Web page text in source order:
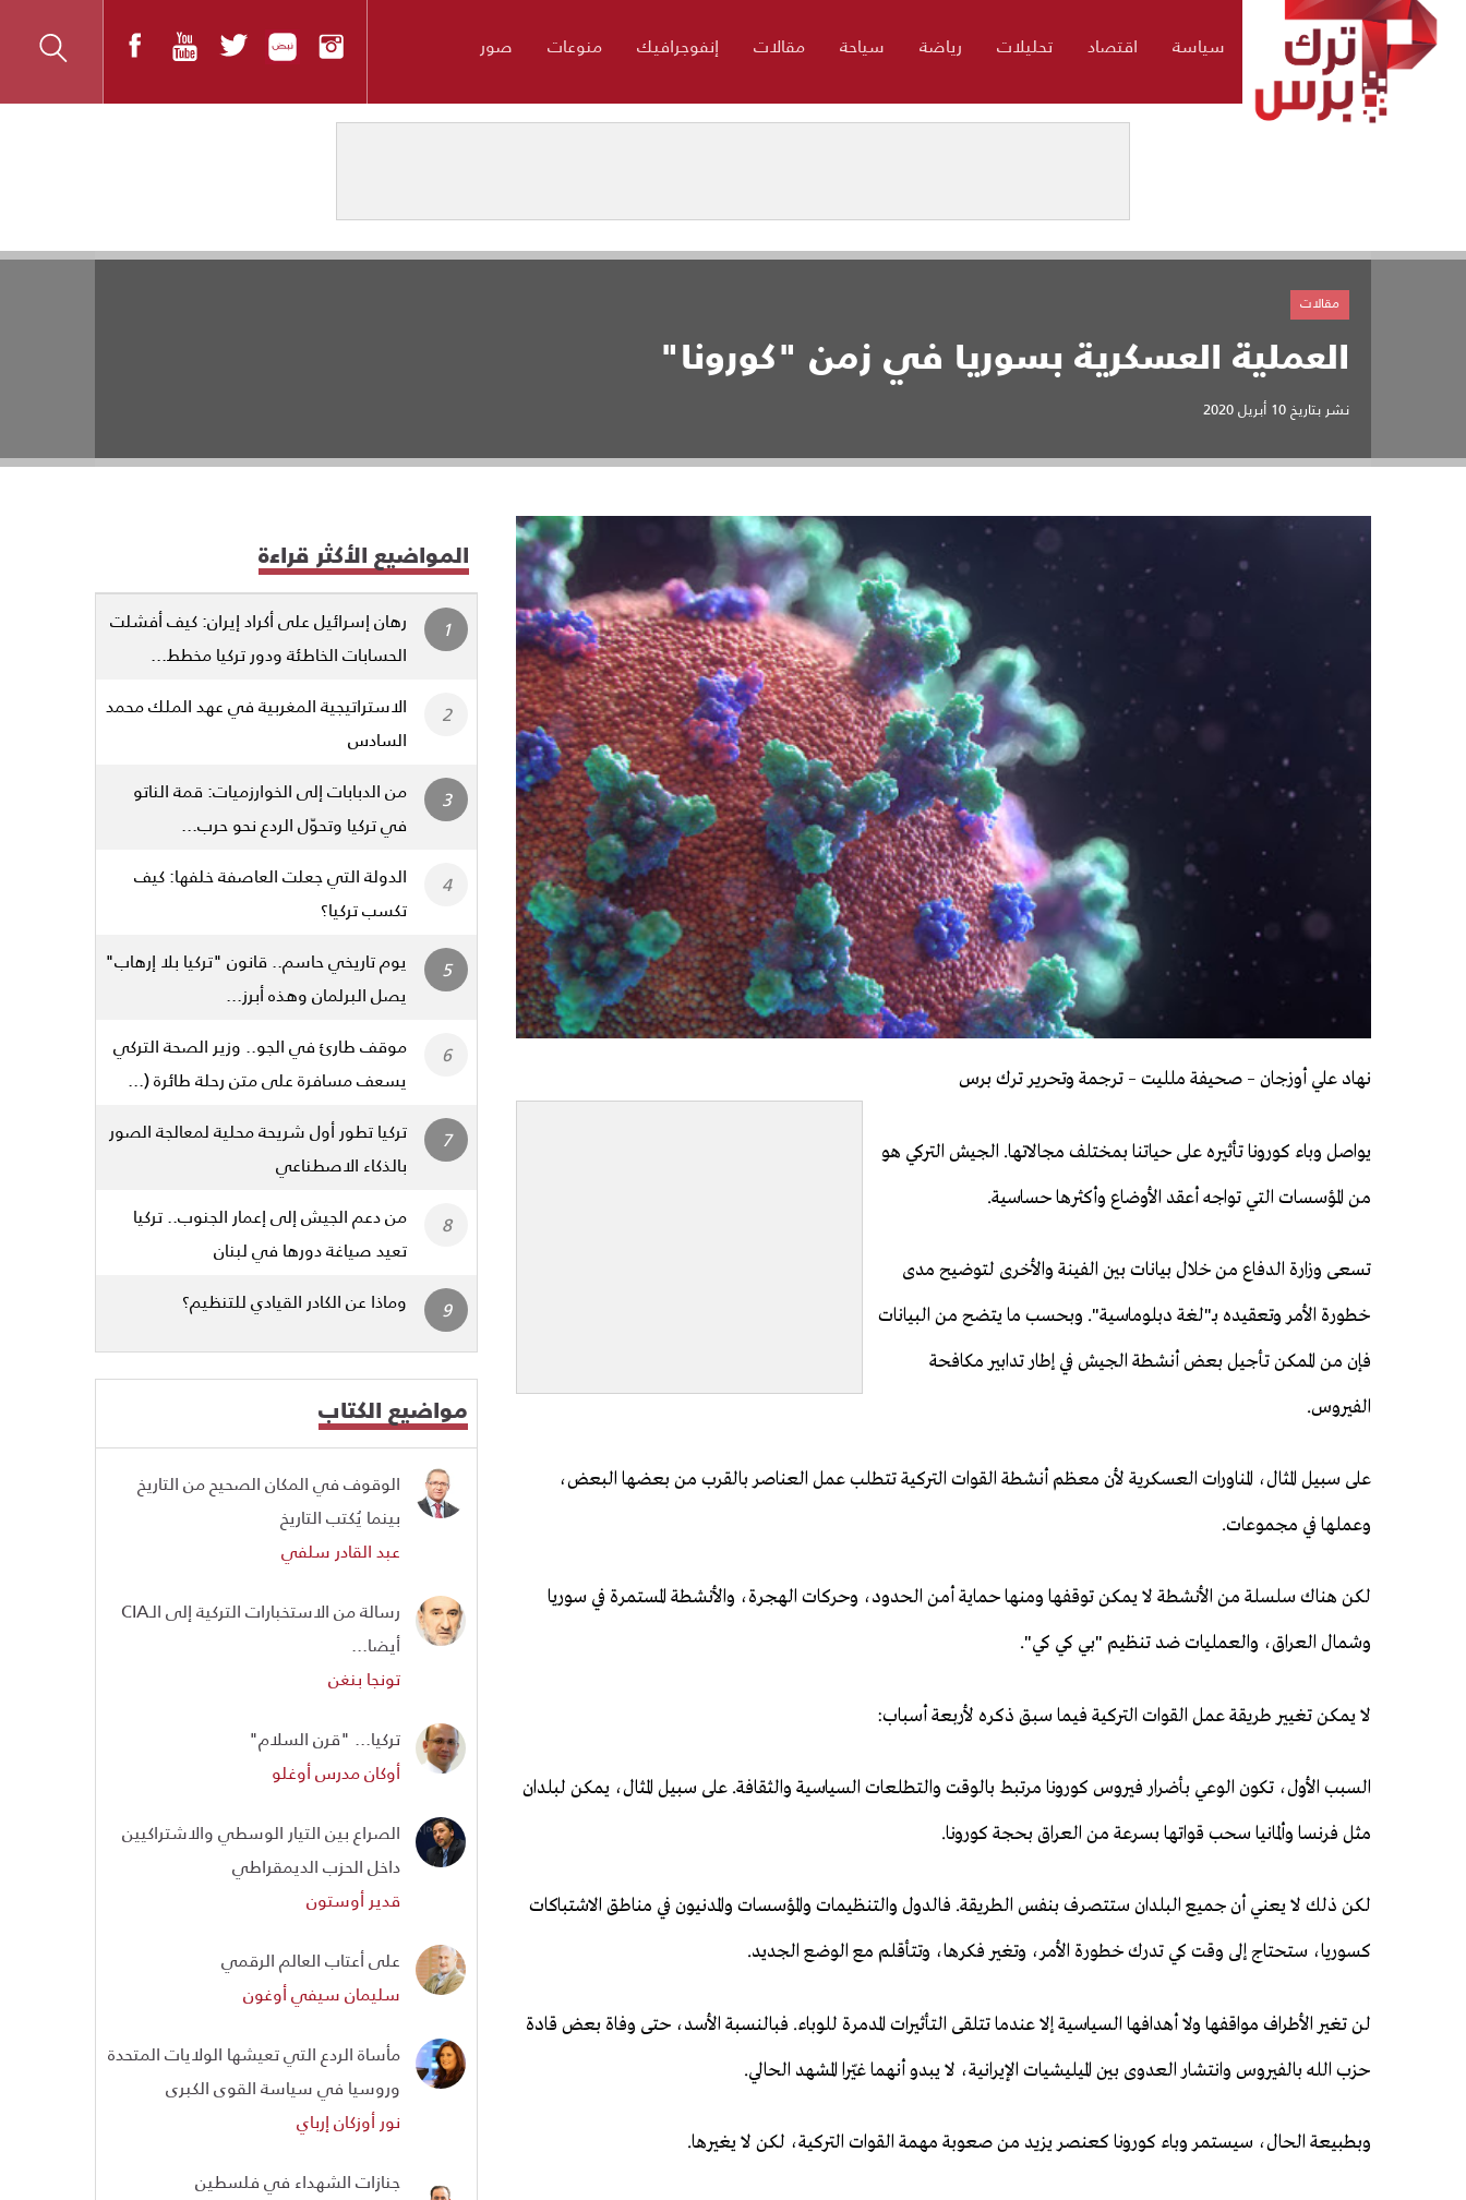
سياسة اقتصاد تحليلات رياضة سياحة مقالات إنفوجرافيك منوعات صور
العملية العسكرية بسوريا في زمن "كورونا"
نشر بتاريخ10 أبريل 2020
مقالات
نهاد علي أوزجان – صحيفة ملليت – ترجمة وتحرير ترك برس
يواصل وباء كورونا تأثيره على حياتنا بمختلف مجالاتها. الجيش التركي هو
من المؤسسات التي تواجه أعقد الأوضاع وأكثرها حساسية.
تسعى وزارة الدفاع من خلال بيانات بين الفينة والأخرى لتوضيح مدى
خطورة الأمر وتعقيده بـ"لغة دبلوماسية". وبحسب ما يتضح من البيانات
فإن من الممكن تأجيل بعض أنشطة الجيش في إطار تدابير مكافحة
الفيروس.
على سبيل المثال، المناورات العسكرية لأن معظم أنشطة القوات التركية تتطلب عمل العناصر بالقرب من بعضها البعض،
وعملها في مجموعات.
لكن هناك سلسلة من الأنشطة لا يمكن توقفها ومنها حماية أمن الحدود، وحركات الهجرة، والأنشطة المستمرة في سوريا
وشمال العراق، والعمليات ضد تنظيم "بي كي كي".
لا يمكن تغيير طريقة عمل القوات التركية فيما سبق ذكره لأربعة أسباب:
السبب الأول، تكون الوعي بأضرار فيروس كورونا مرتبط بالوقت والتطلعات السياسية والثقافة. على سبيل المثال، يمكن لبلدان
مثل فرنسا وألمانيا سحب قواتها بسرعة من العراق بحجة كورونا.
لكن ذلك لا يعني أن جميع البلدان ستتصرف بنفس الطريقة. فالدول والتنظيمات والمؤسسات والمدنيون في مناطق الاشتباكات
كسوريا، ستحتاج إلى وقت كي تدرك خطورة الأمر، وتغير فكرها، وتتأقلم مع الوضع الجديد.
لن تغير الأطراف مواقفها ولا أهدافها السياسية إلا عندما تتلقى التأثيرات المدمرة للوباء. فبالنسبة الأسد، حتى وفاة بعض قادة
حزب الله بالفيروس وانتشار العدوى بين الميليشيات الإيرانية، لا يبدو أنهما غيّرا المشهد الحالي.
وبطبيعة الحال، سيستمر وباء كورونا كعنصر يزيد من صعوبة مهمة القوات التركية، لكن لا يغيرها.
المواضيع الأكثر قراءة
رهان إسرائيل على أكراد إيران: كيف أفشلت
الحسابات الخاطئة ودور تركيا مخطط...
الاستراتيجية المغربية في عهد الملك محمد
السادس
من الدبابات إلى الخوارزميات: قمة الناتو
في تركيا وتحوّل الردع نحو حرب...
الدولة التي جعلت العاصفة خلفها: كيف
تكسب تركيا؟
يوم تاريخي حاسم.. قانون "تركيا بلا إرهاب"
يصل البرلمان وهذه أبرز...
موقف طارئ في الجو.. وزير الصحة التركي
يسعف مسافرة على متن رحلة طائرة (...
تركيا تطور أول شريحة محلية لمعالجة الصور
بالذكاء الاصطناعي
من دعم الجيش إلى إعمار الجنوب.. تركيا
تعيد صياغة دورها في لبنان
وماذا عن الكادر القيادي للتنظيم؟
مواضيع الكتاب
الوقوف في المكان الصحيح من التاريخ
بينما يُكتب التاريخ
عبد القادر سلفي
رسالة من الاستخبارات التركية إلى الـCIA
أيضا...
تونجا بنغن
تركيا... "قرن السلام"
أوكان مدرس أوغلو
الصراع بين التيار الوسطي والاشتراكيين
داخل الحزب الديمقراطي
قدير أوستون
على أعتاب العالم الرقمي
سليمان سيفي أوغون
مأساة الردع التي تعيشها الولايات المتحدة
وروسيا في سياسة القوى الكبرى
نور أوزكان إرباي
جنازات الشهداء في فلسطين